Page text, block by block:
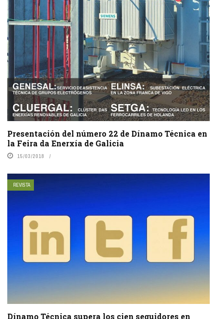
Presentación del número 22 de Dínamo Técnica en
la Feira da Enerxía de Galicia
15/03/2018
REVISTA
Dínamo Técnica supera los cien seguidores en